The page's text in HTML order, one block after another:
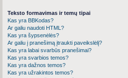
Teksto formavimas ir temų tipai
Kas yra BBKodas?
Ar galiu naudoti HTML?
Kas yra šypsenėlės?
Ar galiu į pranešimą įtraukti paveikslėlį?
Kas yra labai svarbūs pranešimai?
Kas yra svarbios temos?
Kas yra dažnos temos?
Kas yra užrakintos temos?